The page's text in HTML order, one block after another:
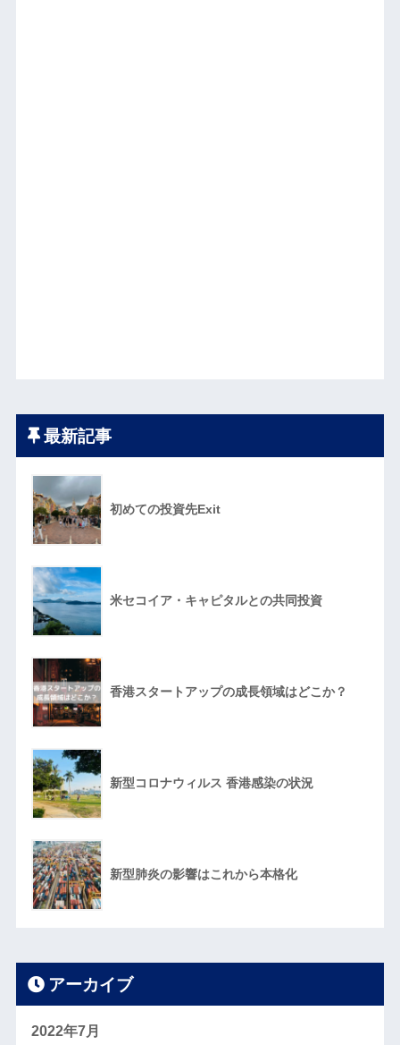
最新記事
初めての投資先Exit
米セコイア・キャピタルとの共同投資
香港スタートアップの成長領域はどこか？
新型コロナウィルス 香港感染の状況
新型肺炎の影響はこれから本格化
アーカイブ
2022年7月